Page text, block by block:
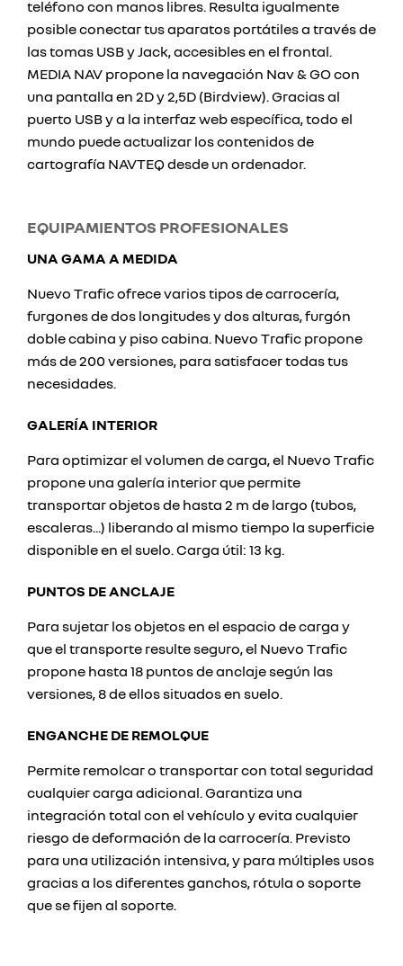
teléfono con manos libres. Resulta igualmente
posible conectar tus aparatos portátiles a través de
las tomas USB y Jack, accesibles en el frontal.
MEDIA NAV propone la navegación Nav & GO con
una pantalla en 2D y 2,5D (Birdview). Gracias al
puerto USB y a la interfaz web específica, todo el
mundo puede actualizar los contenidos de
cartografía NAVTEQ desde un ordenador.
EQUIPAMIENTOS PROFESIONALES
UNA GAMA A MEDIDA
Nuevo Trafic ofrece varios tipos de carrocería,
furgones de dos longitudes y dos alturas, furgón
doble cabina y piso cabina. Nuevo Trafic propone
más de 200 versiones, para satisfacer todas tus
necesidades.
GALERÍA INTERIOR
Para optimizar el volumen de carga, el Nuevo Trafic
propone una galería interior que permite
transportar objetos de hasta 2 m de largo (tubos,
escaleras...) liberando al mismo tiempo la superficie
disponible en el suelo. Carga útil: 13 kg.
PUNTOS DE ANCLAJE
Para sujetar los objetos en el espacio de carga y
que el transporte resulte seguro, el Nuevo Trafic
propone hasta 18 puntos de anclaje según las
versiones, 8 de ellos situados en suelo.
ENGANCHE DE REMOLQUE
Permite remolcar o transportar con total seguridad
cualquier carga adicional. Garantiza una
integración total con el vehículo y evita cualquier
riesgo de deformación de la carrocería. Previsto
para una utilización intensiva, y para múltiples usos
gracias a los diferentes ganchos, rótula o soporte
que se fijen al soporte.